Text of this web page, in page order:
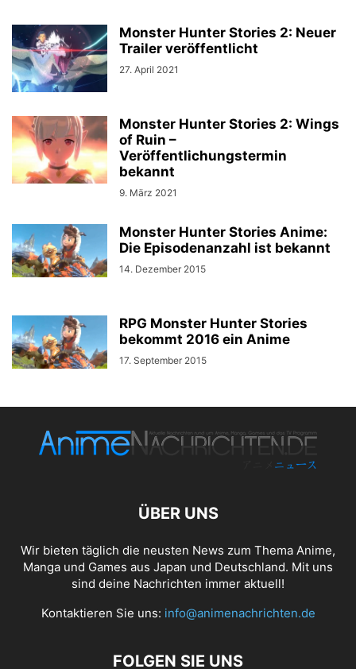
Monster Hunter Stories 2: Neuer
Trailer veröffentlicht
27. April 2021
Monster Hunter Stories 2: Wings
of Ruin –
Veröffentlichungstermin
bekannt
9. März 2021
Monster Hunter Stories Anime:
Die Episodenanzahl ist bekannt
14. Dezember 2015
RPG Monster Hunter Stories
bekommt 2016 ein Anime
17. September 2015
ÜBER UNS
Wir bieten täglich die neusten News zum Thema Anime,
Manga und Games aus Japan und Deutschland. Mit uns
sind deine Nachrichten immer aktuell!
Kontaktieren Sie uns: info@animenachrichten.de
FOLGEN SIE UNS